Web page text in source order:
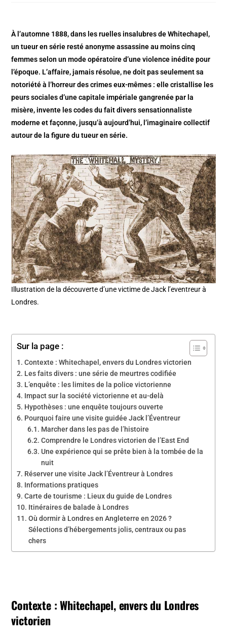
À l’automne 1888, dans les ruelles insalubres de Whitechapel,
un tueur en série resté anonyme assassine au moins cinq
femmes selon un mode opératoire d’une violence inédite pour
l’époque. L’affaire, jamais résolue, ne doit pas seulement sa
notoriété à l’horreur des crimes eux-mêmes : elle cristallise les
peurs sociales d’une capitale impériale gangrenée par la
misère, invente les codes du fait divers sensationnaliste
moderne et façonne, jusqu’à aujourd’hui, l’imaginaire collectif
autour de la figure du tueur en série.
Illustration de la découverte d’une victime de Jack l’eventreur à
Londres.
Sur la page :
Contexte : Whitechapel, envers du Londres victorien
Les faits divers : une série de meurtres codifiée
L’enquête : les limites de la police victorienne
Impact sur la société victorienne et au-delà
Hypothèses : une enquête toujours ouverte
Pourquoi faire une visite guidée Jack l’Éventreur
Marcher dans les pas de l’histoire
Comprendre le Londres victorien de l’East End
Une expérience qui se prête bien à la tombée de la
nuit
Réserver une visite Jack l’Éventreur à Londres
Informations pratiques
Carte de tourisme : Lieux du guide de Londres
Itinéraires de balade à Londres
Où dormir à Londres en Angleterre en 2026 ?
Sélections d’hébergements jolis, centraux ou pas
chers
Contexte : Whitechapel, envers du Londres
victorien